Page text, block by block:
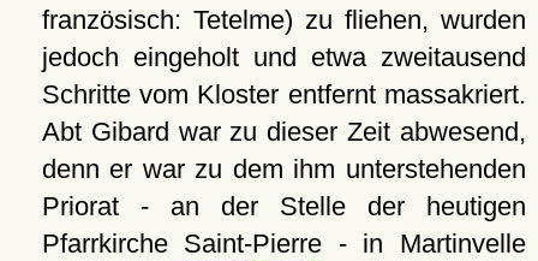
französisch: Tetelme) zu fliehen, wurden
jedoch eingeholt und etwa zweitausend
Schritte vom Kloster entfernt massakriert.
Abt Gibard war zu dieser Zeit abwesend,
denn er war zu dem ihm unterstehenden
Priorat - an der Stelle der heutigen
Pfarrkirche Saint-Pierre - in Martinvelle